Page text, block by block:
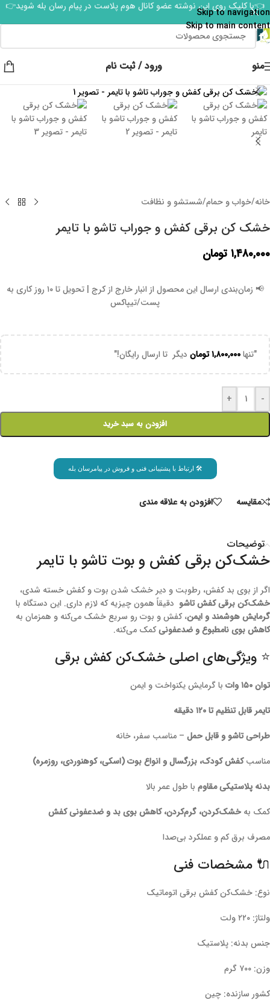
Skip to navigation
Skip to main content
👈با کلیک روی این نوشته عضو کانال هوم پلاست در پیام رسان بله شوید👉
منو ورود / ثبت نام
خانه/خواب و حمام/شستشو و نظافت
خشک‌ کن برقی کفش و جوراب تاشو با تایمر
۱,۴۸۰,۰۰۰ تومان
📢 زمان‌بندی ارسال این محصول از انبار خارج از کرج | تحویل تا ۱۰ روز کاری به
پست/تیپاکس
"تنها۱,۸۰۰,۰۰۰تومان دیگر تا ارسال رایگان!"
-
+
افزودن به سبد خرید
🛠 ارتباط با پشتیبانی فنی و فروش در پیامرسان بله
مقايسه افزودن به علاقه مندی
توضیحات
خشک‌کن برقی کفش و بوت تاشو با تایمر
اگر از بوی بد کفش، رطوبت و دیر خشک شدن بوت و کفش خسته شدی،
خشک‌کن برقی کفش تاشو دقیقاً همون چیزیه که لازم داری. این دستگاه با
گرمایش هوشمند و ایمن، کفش و بوت رو سریع خشک می‌کنه و همزمان به
کاهش بوی نامطبوع و ضدعفونیکمک می‌کنه.
⭐ ویژگی‌های اصلی خشک‌کن کفش برقی
توان ۱۵۰ وات
با گرمایش یکنواخت و ایمن
تایمر قابل تنظیم تا ۱۲۰ دقیقه
طراحی تاشو و قابل حمل – مناسب سفر، خانه
مناسبکفش کودک، بزرگسال و انواع بوت (اسکی، کوهنوردی، روزمره)
بدنه پلاستیکی مقاوم با طول عمر بالا
کمک به خشک‌کردن، گرم‌کردن، کاهش بوی بد و ضدعفونی کفش
مصرف برق کم و عملکرد بی‌صدا
🔌 مشخصات فنی
نوع: خشک‌کن کفش برقی اتوماتیک
ولتاژ: ۲۲۰ ولت
جنس بدنه: پلاستیک
وزن: ۷۰۰ گرم
کشور سازنده: چین